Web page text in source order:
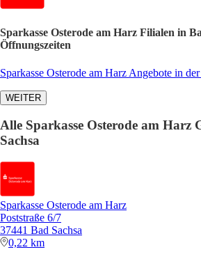
Sparkasse Osterode am Harz Filialen in
Öffnungszeiten
Sparkasse Osterode am Harz Angebote in
WEITER
Alle Sparkasse Osterode am Harz
Sachsa
Sparkasse Osterode am Harz
Poststraße 6/7
37441 Bad Sachsa
0,22 km